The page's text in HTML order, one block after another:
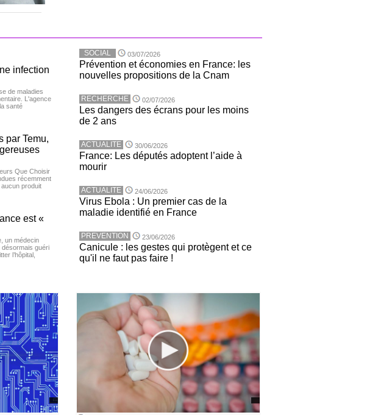
infection
de maladies
L'agence
santé
par Temu,
Que Choisir
récemment
produit
est «
un médecin
désormais guéri
l’hôpital,
SOCIAL 03/07/2026
Prévention et économies en France: les
nouvelles propositions de la Cnam
RECHERCHE 02/07/2026
Les dangers des écrans pour les moins
de 2 ans
ACTUALITE 30/06/2026
France: Les députés adoptent l’aide à
mourir
ACTUALITE 24/06/2026
Virus Ebola : Un premier cas de la
maladie identifié en France
PREVENTION 23/06/2026
Canicule : les gestes qui protègent et ce
qu'il ne faut pas faire !